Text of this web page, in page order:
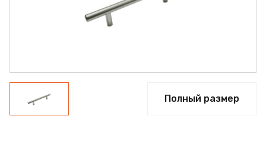
Полный размер